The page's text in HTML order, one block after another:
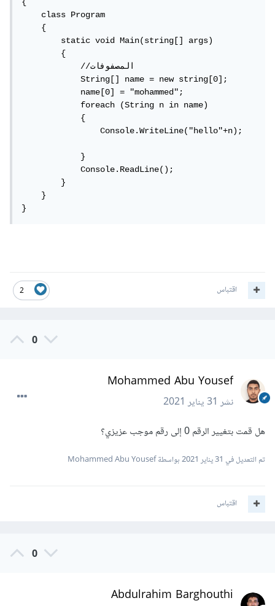
{
    class Program
    {
        static void Main(string[] args)
        {
            //المصفوفات
            String[] name = new string[0];
            name[0] = "mohammed";
            foreach (String n in name)
            {
                Console.WriteLine("hello"+n);
            }
            Console.ReadLine();
        }
    }
}
2 اقتباس
0
Mohammed Abu Yousef
نشر31 يناير 2021
هل قمت بتغيير الرقم 0 إلى رقم موجب عزيزي؟
تم التعديل في 31 يناير 2021 بواسطة Mohammed Abu Yousef
اقتباس
0
Abdulrahim Barghouthi